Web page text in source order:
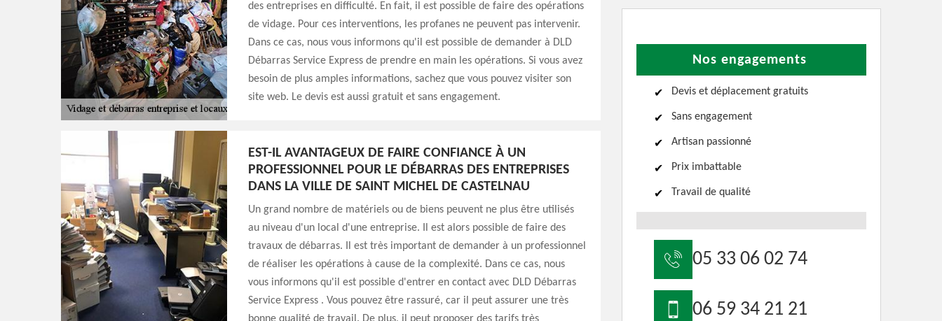
des entreprises en difficulté. En fait, il est possible de faire des opérations
de vidage. Pour ces interventions, les profanes ne peuvent pas intervenir.
Dans ce cas, nous vous informons qu'il est possible de demander à DLD
Débarras Service Express de prendre en main les opérations. Si vous avez
besoin de plus amples informations, sachez que vous pouvez visiter son
site web. Le devis est aussi gratuit et sans engagement.
EST-IL AVANTAGEUX DE FAIRE CONFIANCE À UN
PROFESSIONNEL POUR LE DÉBARRAS DES ENTREPRISES
DANS LA VILLE DE SAINT MICHEL DE CASTELNAU
Un grand nombre de matériels ou de biens peuvent ne plus être utilisés
au niveau d'un local d'une entreprise. Il est alors possible de faire des
travaux de débarras. Il est très important de demander à un professionnel
de réaliser les opérations à cause de la complexité. Dans ce cas, nous
vous informons qu'il est possible d'entrer en contact avec DLD Débarras
Service Express . Vous pouvez être rassuré, car il peut assurer une très
Nos engagements
Devis et déplacement gratuits
Sans engagement
Artisan passionné
Prix imbattable
Travail de qualité
05 33 06 02 74
06 59 34 21 21